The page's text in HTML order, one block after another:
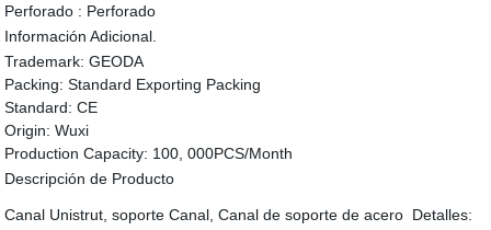
Perforado : Perforado
Información Adicional.
Trademark: GEODA
Packing: Standard Exporting Packing
Standard: CE
Origin: Wuxi
Production Capacity: 100, 000PCS/Month
Descripción de Producto
Canal Unistrut, soporte Canal, Canal de soporte de acero Detalles: